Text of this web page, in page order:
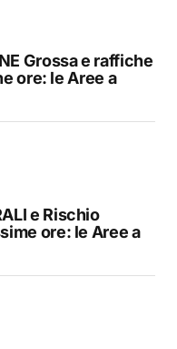
Grossa e raffiche
ore: le Aree a
e Rischio
ore: le Aree a